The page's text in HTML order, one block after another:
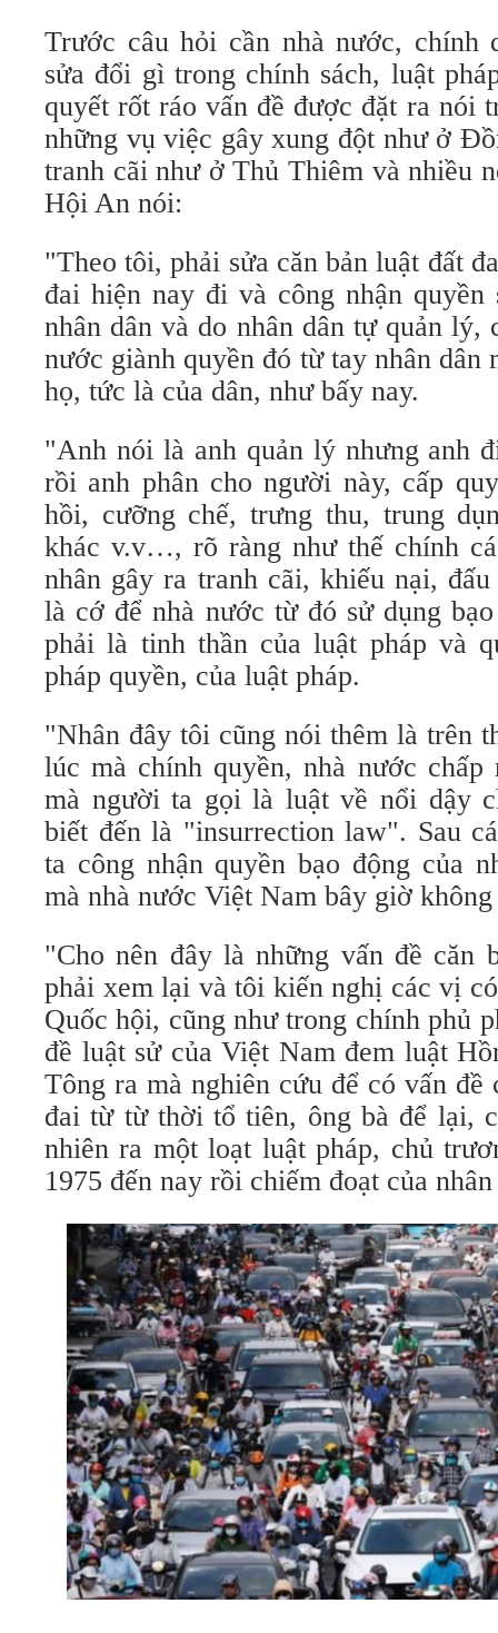
Trước câu hỏi cần nhà nước, chính
sửa đổi gì trong chính sách, luật
quyết rốt ráo vấn đề được đặt ra nói
những vụ việc gây xung đột như ở
tranh cãi như ở Thủ Thiêm và nhiều
Hội An nói:
"Theo tôi, phải sửa căn bản luật đất
đai hiện nay đi và công nhận
nhân dân và do nhân dân tự quản lý,
nước giành quyền đó từ tay nhân dân
họ, tức là của dân, như bấy nay.
"Anh nói là anh quản lý nhưng anh
rồi anh phân cho người này, cấp
hồi, cưỡng chế, trưng thu, trung
khác v.v…, rõ ràng như thế chính
nhân gây ra tranh cãi, khiếu nại,
là cớ để nhà nước từ đó sử dụng
phải là tinh thần của luật pháp và
pháp quyền, của luật pháp.
"Nhân đây tôi cũng nói thêm là trên
lúc mà chính quyền, nhà nước chấp
mà người ta gọi là luật về nổi dậy
biết đến là "insurrection law". Sau
ta công nhận quyền bạo động của
mà nhà nước Việt Nam bây giờ
"Cho nên đây là những vấn đề căn
phải xem lại và tôi kiến nghị các vị
Quốc hội, cũng như trong chính phủ
đề luật sử của Việt Nam đem luật
Tông ra mà nghiên cứu để có vấn đề
đai từ từ thời tổ tiên, ông bà để lại,
nhiên ra một loạt luật pháp, chủ
1975 đến nay rồi chiếm đoạt của